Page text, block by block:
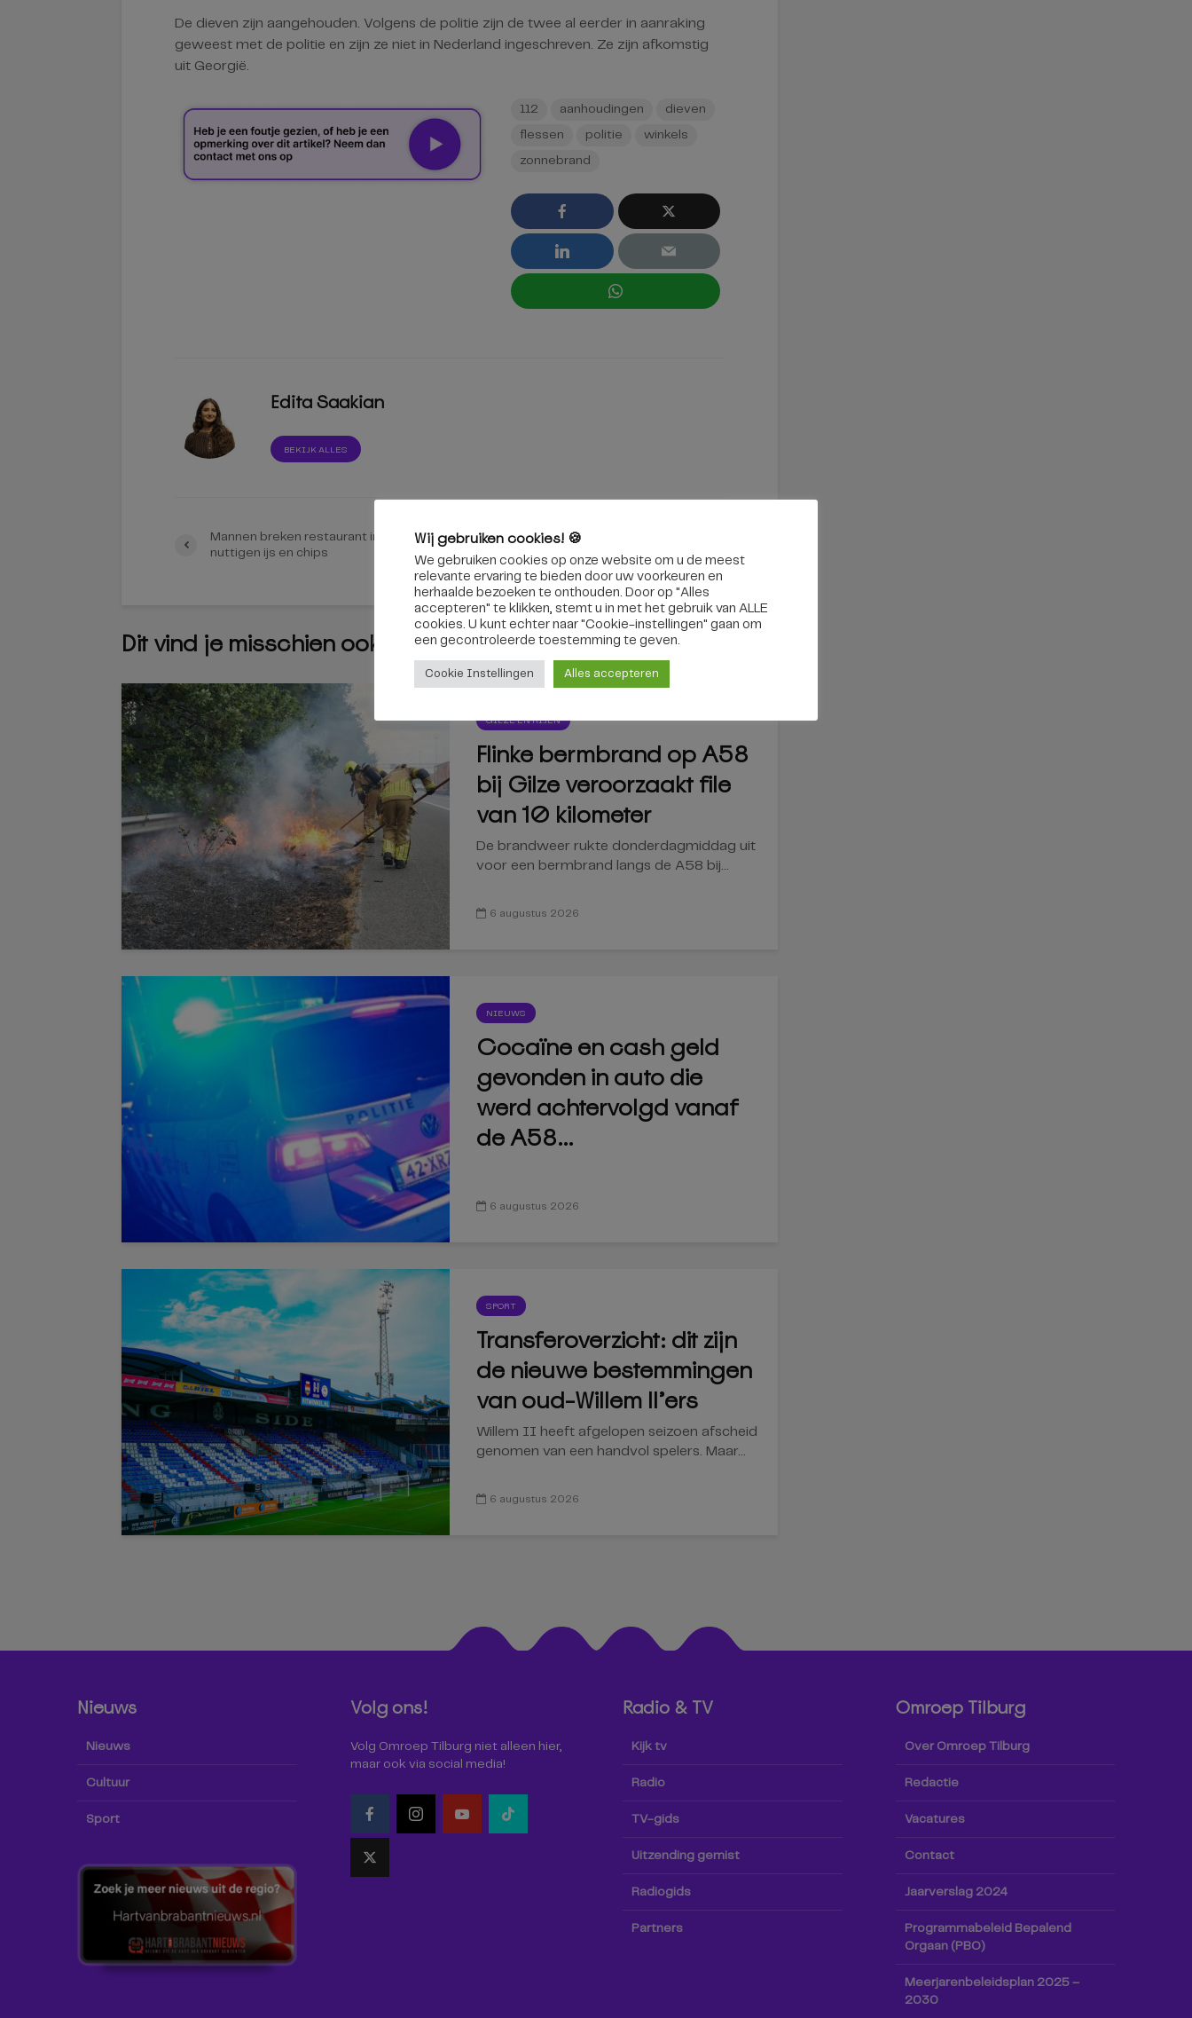
De dieven zijn aangehouden. Volgens de politie zijn de twee al eerder in aanraking
geweest met de politie en zijn ze niet in Nederland ingeschreven. Ze zijn afkomstig
uit Georgië.
112 aanhoudingen dieven
flessen politie winkels
zonnebrand
Edita Saakian
BEKIJK ALLES
Mannen breken restaurant in en
nuttigen ijs en chips
Botsing tussen twee auto’s in
Berkel-Enschot
Dit vind je misschien ook interessant
GILZE EN RIJEN
Flinke bermbrand op A58
bij Gilze veroorzaakt file
van 10 kilometer
De brandweer rukte donderdagmiddag uit
voor een bermbrand langs de A58 bij...
6 augustus 2026
NIEUWS
Cocaïne en cash geld
gevonden in auto die
werd achtervolgd vanaf
de A58...
6 augustus 2026
SPORT
Transferoverzicht: dit zijn
de nieuwe bestemmingen
van oud-Willem II’ers
Willem II heeft afgelopen seizoen afscheid
genomen van een handvol spelers. Maar...
6 augustus 2026
Nieuws
Nieuws
Cultuur
Sport
Volg ons!
Volg Omroep Tilburg niet alleen hier,
maar ook via social media!
Radio & TV
Kijk tv
Radio
TV-gids
Uitzending gemist
Radiogids
Partners
Omroep Tilburg
Over Omroep Tilburg
Redactie
Vacatures
Contact
Jaarverslag 2024
Programmabeleid Bepalend
Orgaan (PBO)
Meerjarenbeleidsplan 2025 –
2030
Wij gebruiken cookies! 🍪
We gebruiken cookies op onze website om u de meest
relevante ervaring te bieden door uw voorkeuren en
herhaalde bezoeken te onthouden. Door op "Alles
accepteren" te klikken, stemt u in met het gebruik van ALLE
cookies. U kunt echter naar "Cookie-instellingen" gaan om
een ​​gecontroleerde toestemming te geven.
Cookie Instellingen Alles accepteren